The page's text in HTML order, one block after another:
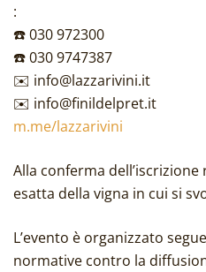
:
☎️ 030 972300
☎️ 030 9747387
✉️ info@lazzarivini.it
✉️ info@finildelpret.it
m.me/lazzarivini
Alla conferma
esatta della vigna in cui si
L’evento è organizzato
normative contro la